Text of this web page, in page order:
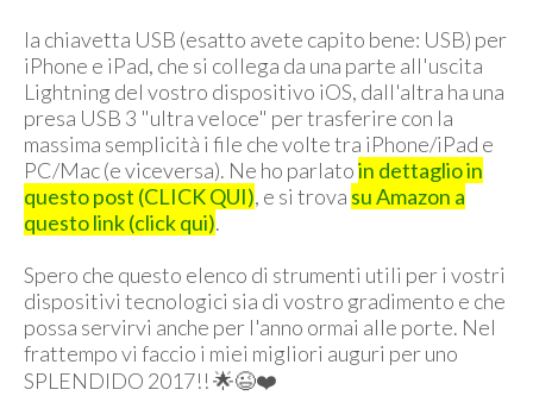
la chiavetta USB (esatto avete capito bene: USB) per
iPhone e iPad, che si collega da una parte all'uscita
Lightning del vostro dispositivo iOS, dall'altra ha una
presa USB 3 "ultra veloce" per trasferire con la
massima semplicità i file che volte tra iPhone/iPad e
PC/Mac (e viceversa). Ne ho parlatoin dettaglio in
questo post (CLICK QUI), e si trova su Amazon a
questo link (click qui).
Spero che questo elenco di strumenti utili per i vostri
dispositivi tecnologici sia di vostro gradimento e che
possa servirvi anche per l'anno ormai alle porte. Nel
frattempo vi faccio i miei migliori auguri per uno
SPLENDIDO 2017!! 🌟😉❤️